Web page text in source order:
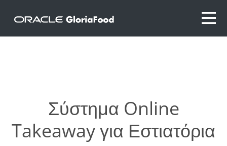
Σύστημα Online
Takeaway για Εστιατόρια